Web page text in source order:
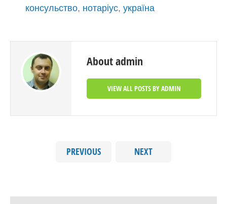
консульство, нотаріус, україна
About admin
VIEW ALL POSTS BY ADMIN
PREVIOUS NEXT